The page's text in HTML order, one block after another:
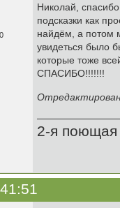
Николай,
подсказки как
найдём, а потом
увидеться было
которые тоже
СПАСИБО!!!!!!!
2-я поющая